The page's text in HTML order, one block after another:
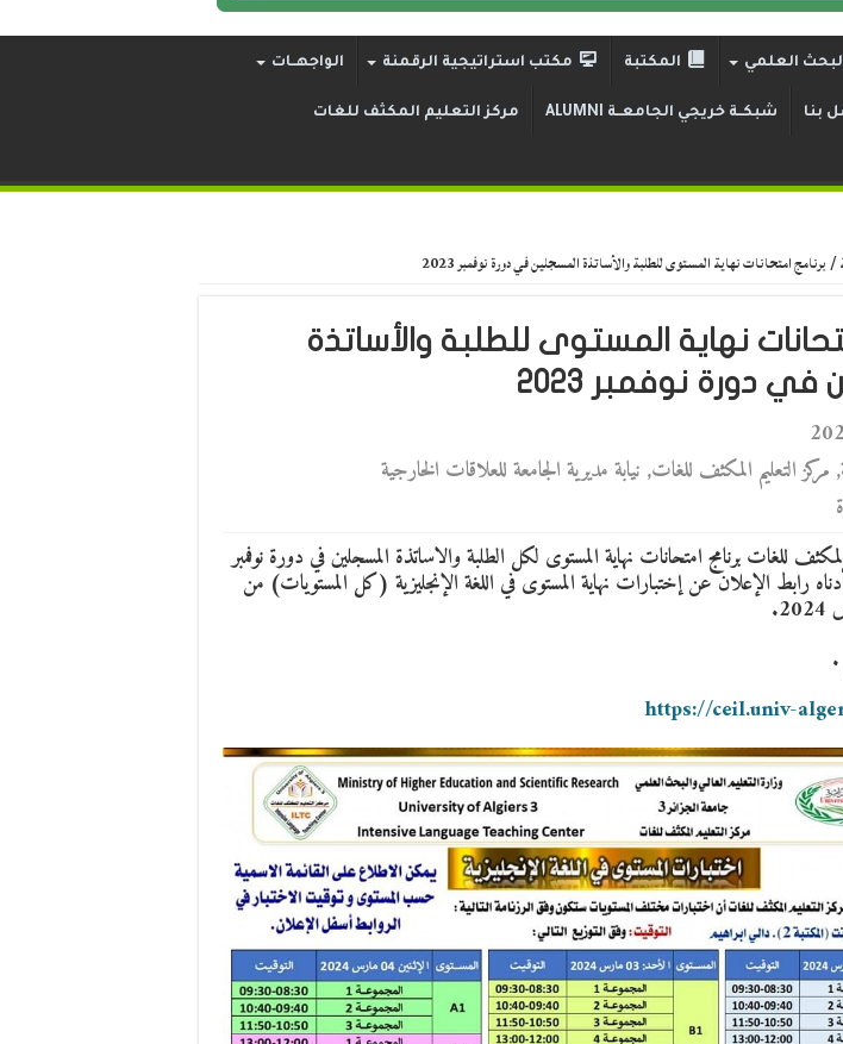
العلمي المكتبة مكتب استراتيجية الرقمنة الواجهــات
بنا شبكــة خريجي الجامعــة ALUMNI مركز التعليم المكثف للغات
/برنامج امتحانات نهاية المستوى للطلبة والأساتذة المسجلين في دورة نوفمبر 2023
نهاية المستوى للطلبة والأساتذة
دورة نوفمبر 2023
, مركز التعليم المكثف للغات, نيابة مديرية الجامعة للعلاقات الخارجية
للغات برنامج امتحانات نهاية المستوى لكل الطلبة والاساتذة المسجلين في دورة نوفمبر
أدناه رابط الإعلان عن إختبارات نهاية المستوى في اللغة الإنجليزية (كل المستويات) من
.
https://ceil.univ-